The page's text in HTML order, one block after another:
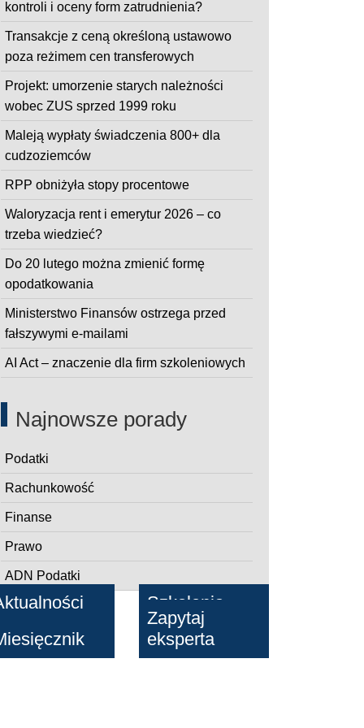
kontroli i oceny form zatrudnienia?
Transakcje z ceną określoną ustawowo
poza reżimem cen transferowych
Projekt: umorzenie starych należności
wobec ZUS sprzed 1999 roku
Maleją wypłaty świadczenia 800+ dla
cudzoziemców
RPP obniżyła stopy procentowe
Waloryzacja rent i emerytur 2026 – co
trzeba wiedzieć?
Do 20 lutego można zmienić formę
opodatkowania
Ministerstwo Finansów ostrzega przed
fałszywymi e-mailami
AI Act – znaczenie dla firm szkoleniowych
Najnowsze porady
Podatki
Rachunkowość
Finanse
Prawo
ADN Podatki
Szkolenia
Zapytaj
eksperta